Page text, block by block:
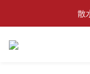
📣
散
📦折後